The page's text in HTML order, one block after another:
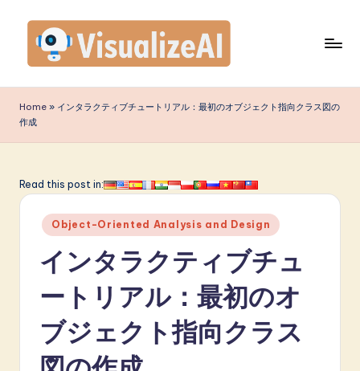
content
is
u
li
A
Home » インタラクティブチュートリアル：最初のオブジェクト指向クラス図の
作成
Read this post in:
Posted
in
Object-Oriented Analysis and Design
インタラクティブチュ
ートリアル：最初のオ
ブジェクト指向クラス